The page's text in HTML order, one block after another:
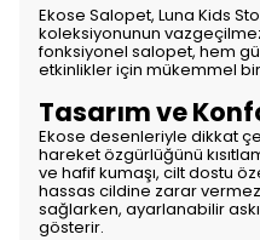
Ekose Salopet, Luna Kids
koleksiyonunun
fonksiyonel salopet, hem
etkinlikler için mükemmel
Tasarım ve
Ekose desenleriyle dikkat
hareket özgürlüğünü
ve hafif kumaşı, cilt dostu
hassas cildine zarar
sağlarken, ayarlanabilir
gösterir.